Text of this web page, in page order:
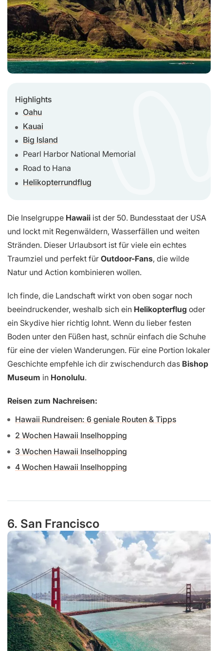
Highlights
Oahu
Kauai
Big Island
Pearl Harbor National Memorial
Road to Hana
Helikopterrundflug
Die Inselgruppe Hawaii ist der 50. Bundesstaat der USA
und lockt mit Regenwäldern, Wasserfällen und weiten
Stränden. Dieser Urlaubsort ist für viele ein echtes
Traumziel und perfekt für Outdoor-Fans, die wilde
Natur und Action kombinieren wollen.
Ich finde, die Landschaft wirkt von oben sogar noch
beeindruckender, weshalb sich ein Helikopterflug oder
ein Skydive hier richtig lohnt. Wenn du lieber festen
Boden unter den Füßen hast, schnür einfach die Schuhe
für eine der vielen Wanderungen. Für eine Portion lokaler
Geschichte empfehle ich dir zwischendurch das Bishop
Museum in Honolulu.
Reisen zum Nachreisen:
Hawaii Rundreisen: 6 geniale Routen & Tipps
2 Wochen Hawaii Inselhopping
3 Wochen Hawaii Inselhopping
4 Wochen Hawaii Inselhopping
6. San Francisco